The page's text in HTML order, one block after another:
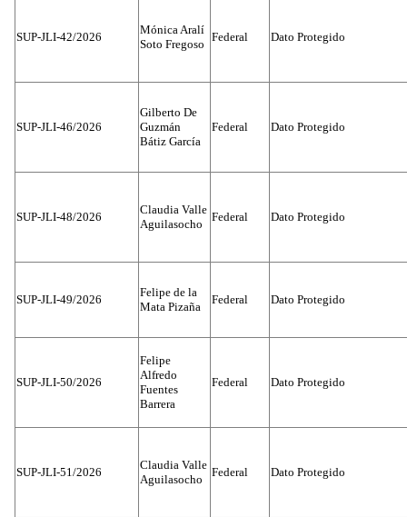
SUP-JLI-42/2026
Mónica Aralí
Soto Fregoso
Federal Dato Protegido
SUP-JLI-46/2026
Gilberto De
Guzmán
Bátiz García
Federal Dato Protegido
SUP-JLI-48/2026
Claudia Valle
Aguilasocho
Federal Dato Protegido
SUP-JLI-49/2026
Felipe de la
Mata Pizaña
Federal Dato Protegido
SUP-JLI-50/2026
Felipe
Alfredo
Fuentes
Barrera
Federal Dato Protegido
SUP-JLI-51/2026
Claudia Valle
Aguilasocho
Federal Dato Protegido